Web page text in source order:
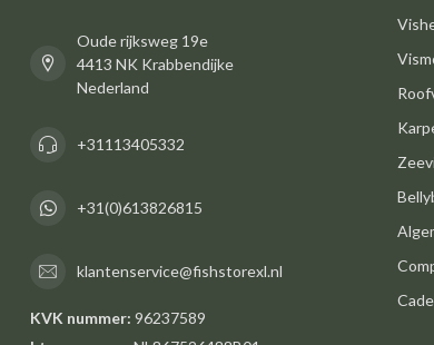
Oude rijksweg 19e
4413 NK Krabbendijke
Nederland
+31113405332
+31(0)613826815
klantenservice@fishstorexl.nl
KVK nummer: 96237589